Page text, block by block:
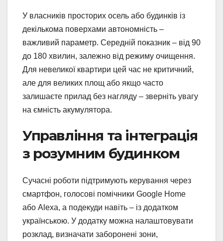
У власників просторих осель або будинків із
декількома поверхами автономність –
важливий параметр. Середній показник – від 90
до 180 хвилин, залежно від режиму очищення.
Для невеликої квартири цей час не критичний,
але для великих площ або якщо часто
залишаєте прилад без нагляду – зверніть увагу
на ємність акумулятора.
Управління та інтеграція
з розумним будинком
Сучасні роботи підтримують керування через
смартфон, голосові помічники Google Home
або Alexa, а подекуди навіть – із додатком
українською. У додатку можна налаштовувати
розклад, визначати заборонені зони,